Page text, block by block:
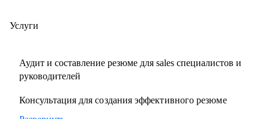
рекомендации.
• Выстроить эффективное управление командой (прямой
• Подготовиться к полугодовому/ годовому ревью и
переговорам с руководителем.
Услуги
Аудит и составление резюме для sales специалистов и
руководителей
Консультация для создания эффективного резюме